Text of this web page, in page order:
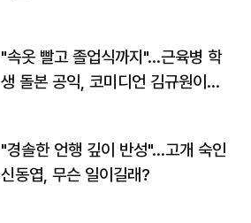
"속옷 빨고 졸업식까지"…근육병 학
생 돌본 공익, 코미디언 김규원이었
"경솔한 언행 깊이 반성"…고개 숙인
신동엽, 무슨 일이길래?